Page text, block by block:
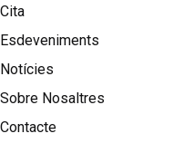
Cita
Esdeveniments
Notícies
Sobre Nosaltres​
Contacte